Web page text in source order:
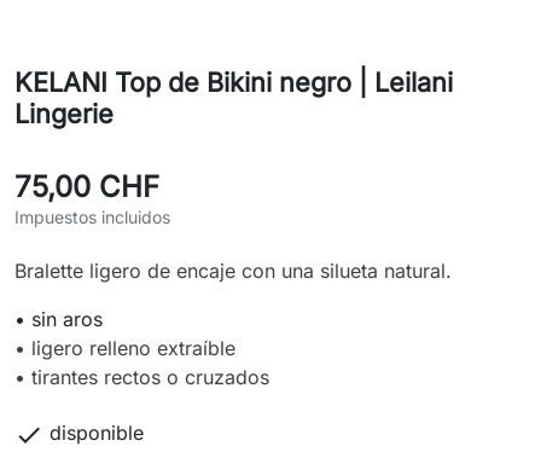
KELANI Top de Bikini negro | Leilani
Lingerie
75,00 CHF
Impuestos incluidos
Bralette ligero de encaje con una silueta natural.
• sin aros
• ligero relleno extraíble
• tirantes rectos o cruzados
 disponible